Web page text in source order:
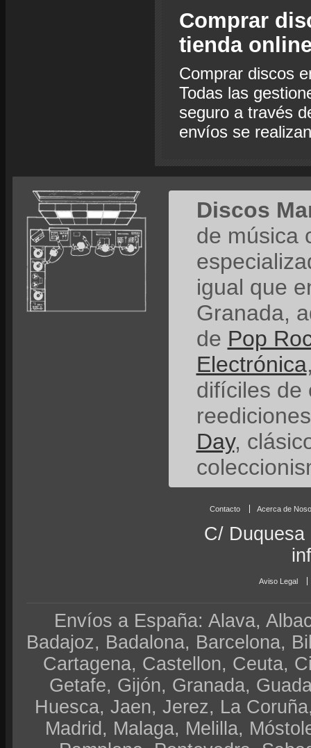
Comprar
tienda
Comprar discos
Todas las
seguro a través
envíos se
Discos
de música
igual que
Granada,
de Pop
Electrónica
difíciles de
Day,
Contacto Acerca de
C/ Duquesa
Aviso Legal
Envíos a España: Alava,
Badajoz, Badalona, Barcelona,
Cartagena, Castellon, Ceuta,
Getafe, Gijón, Granada,
Huesca, Jaen, Jerez, La
Madrid, Malaga, Melilla,